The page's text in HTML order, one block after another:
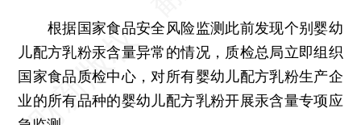
根据国家食品安全风险监测此前发现个别婴幼
儿配方乳粉汞含量异常的情况，质检总局立即组织
国家食品质检中心，对所有婴幼儿配方乳粉生产企
业的所有品种的婴幼儿配方乳粉开展汞含量专项应